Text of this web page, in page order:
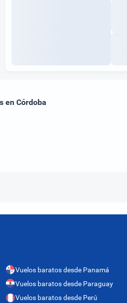
en Córdoba
Vuelos baratos desde Panamá
Vuelos baratos desde Paraguay
Vuelos baratos desde Perú